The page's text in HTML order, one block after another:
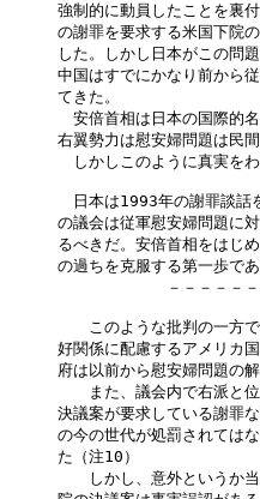
強制的に動員したことを裏
の謝罪を要求する米国下院
した。しかし日本がこの問
中国はすでにかなり前から
てきた。
安倍首相は日本の国際的
右翼勢力は慰安婦問題は民
しかしこのように真実を
日本は1993年の謝罪談話
の議会は従軍慰安婦問題に
るべきだ。安倍首相をはじ
の過ちを克服する第一歩で
－－－－－－－－－
このような批判の一方で
好関係に配慮するアメリカ
府は以前から慰安婦問題の
また、議会内で右派と位
決議案が要求している謝罪
の今の世代が処罰されては
た（注10）
しかし、意外というか当